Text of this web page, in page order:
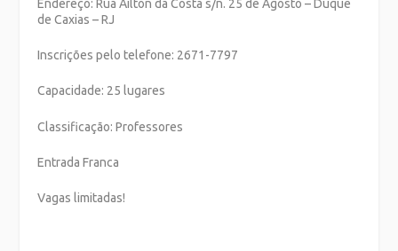
Endereço: Rua Aílton da Costa s/n. 25 de Agosto – Duque
de Caxias – RJ
Inscrições pelo telefone: 2671-7797
Capacidade: 25 lugares
Classificação: Professores
Entrada Franca
Vagas limitadas!